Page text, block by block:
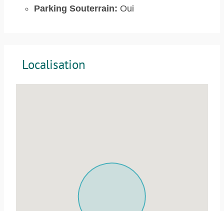
Parking Souterrain: Oui
Localisation